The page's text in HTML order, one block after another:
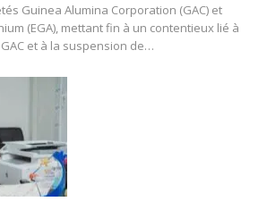
Guinea Alumina Corporation (GAC) et
(EGA), mettant fin à un contentieux lié à
et à la suspension de…